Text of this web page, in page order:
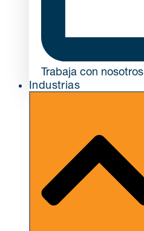
Trabaja con nosotros
Industrias